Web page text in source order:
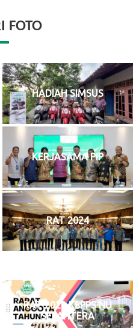
FOTO
HADIAH SIMSUS
KERJASAMA PIP
RAT 2024
RAT 2021 KSPPS NU
SEJAHTERA